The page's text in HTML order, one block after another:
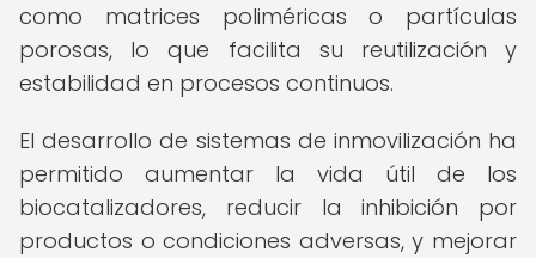
como matrices poliméricas o partículas
porosas, lo que facilita su reutilización y
estabilidad en procesos continuos.
El desarrollo de sistemas de inmovilización ha
permitido aumentar la vida útil de los
biocatalizadores, reducir la inhibición por
productos o condiciones adversas, y mejorar